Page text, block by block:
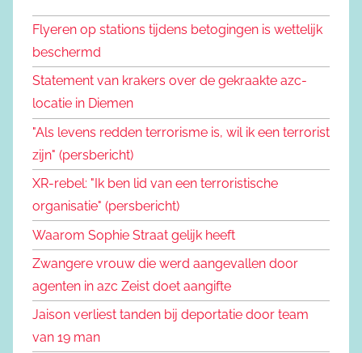
Flyeren op stations tijdens betogingen is wettelijk
beschermd
Statement van krakers over de gekraakte azc-
locatie in Diemen
"Als levens redden terrorisme is, wil ik een terrorist
zijn" (persbericht)
XR-rebel: "Ik ben lid van een terroristische
organisatie" (persbericht)
Waarom Sophie Straat gelijk heeft
Zwangere vrouw die werd aangevallen door
agenten in azc Zeist doet aangifte
Jaison verliest tanden bij deportatie door team
van 19 man